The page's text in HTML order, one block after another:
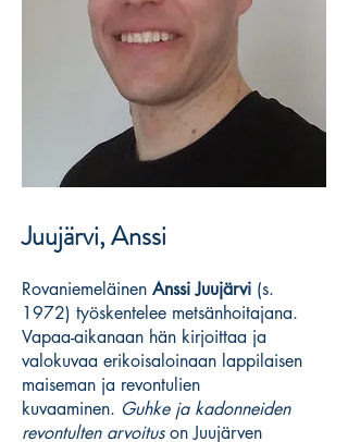
Juujärvi, Anssi
Rovaniemeläinen Anssi Juujärvi (s.
1972) työskentelee metsänhoitajana.
Vapaa-aikanaan hän kirjoittaa ja
valokuvaa erikoisaloinaan lappilaisen
maiseman ja revontulien
kuvaaminen. Guhke ja kadonneiden
revontulten arvoituson Juujärven